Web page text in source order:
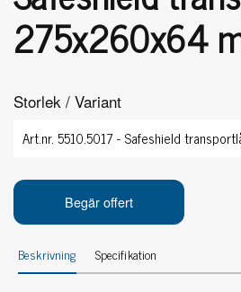
275x260x64
Storlek / Variant
Begär offert
Beskrivning Specifikation